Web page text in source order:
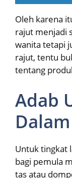
Oleh karena
rajut menjadi
wanita tetapi
rajut, tentu
tentang
Adab
Untuk tingkat
bagi pemula
tas atau